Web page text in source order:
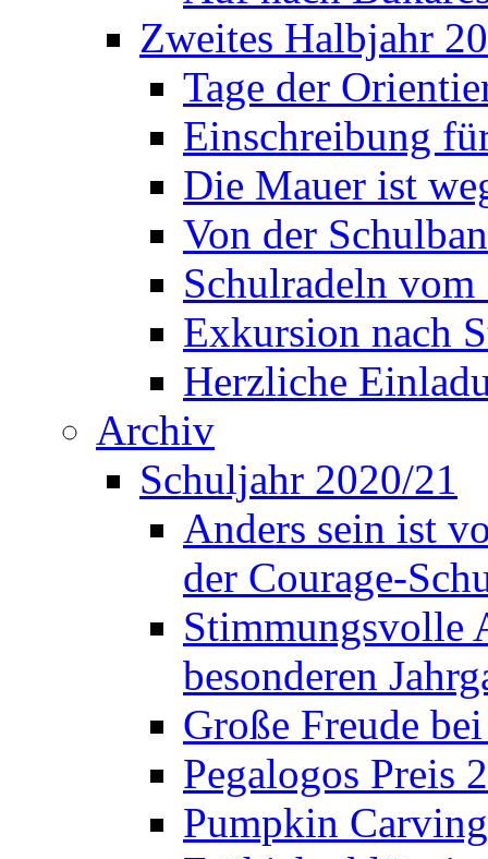
Zweites Halbjahr
Tage der
Einschreibung
Die Mauer ist
Von der
Schulradeln
Exkursion nach
Herzliche
Archiv
Schuljahr 2020/21
Anders sein ist
der Courage-
Stimmungsvolle
besonderen
Große Freude
Pegalogos Preis
Pumpkin